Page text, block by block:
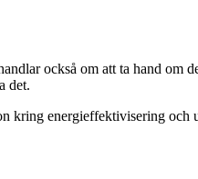
också om att ta hand
det.
energieffektivisering